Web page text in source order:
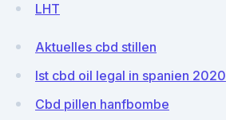
LHT
Aktuelles cbd stillen
Ist cbd oil legal in spanien 2020
Cbd pillen hanfbombe